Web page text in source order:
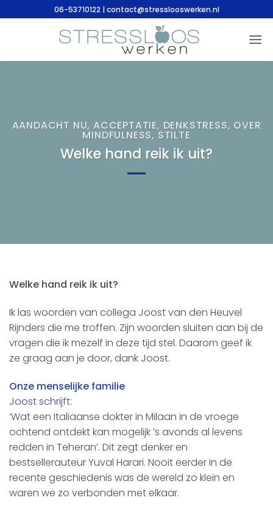
naar
06-53710122 | contact@stresslooswerken.nl
AANDACHT NU, ACCEPTATIE, DENKSTRESS, OVER
MINDFULNESS, STILTE
Welke hand reik ik uit?
Welke hand reik ik uit?
Ik las woorden van collega Joost van den Heuvel
Rijnders die me troffen. Zijn woorden sluiten aan bij de
vragen die ik mezelf in deze tijd stel. Daarom geef ik
ze graag aan je door, dank Joost.
Onze menselijke familie
Joost schrijft:
‘Wat een Italiaanse dokter in Milaan in de vroege
ochtend ontdekt kan mogelijk ’s avonds al levens
redden in Teheran’. Dit zegt denker en
bestsellerauteur Yuval Harari. Nooit eerder in de
recente geschiedenis was de wereld zo klein en
waren we zo verbonden met elkaar.